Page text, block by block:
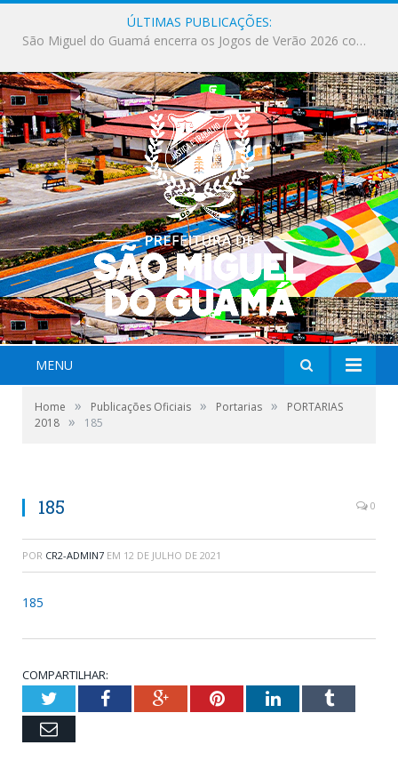
ÚLTIMAS PUBLICAÇÕES:
Milhares de fiéis tomam as ruas de São Miguel do Guamá em uma grande celebração de fé na Marcha para Jesus 2026.
MENU
Home » Publicações Oficiais » Portarias »
PORTARIAS
2018 » 185
185 0
POR CR2-ADMIN7 EM 12 DE JULHO DE 2021
185
COMPARTILHAR:
TwitterFacebookGoogle+PinterestLinkedInTumblr
Email